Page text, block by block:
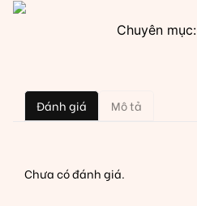
Chuyên mục:
Đánh giá Mô tả
Chưa có đánh giá.